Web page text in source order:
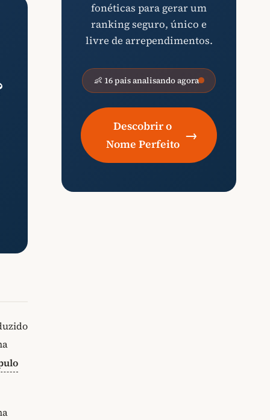
fonéticas para gerar um
ranking seguro, único e
livre de arrependimentos.
👶 16 pais analisando agora
Descobrir o
Nome Perfeito
→